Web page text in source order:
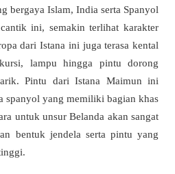
bergaya Islam, India serta Spanyol
ini, semakin terlihat karakter
dari Istana ini juga terasa kental
lampu hingga pintu dorong
Pintu dari Istana Maimun ini
spanyol yang memiliki bagian khas
untuk unsur Belanda akan sangat
bentuk jendela serta pintu yang